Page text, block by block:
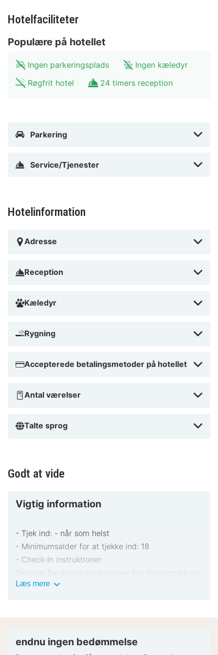
I Bonn (Zentrum)
Hotelfaciliteter
Populære på hotellet
Ingen parkeringsplads
Ingen kæledyr
Røgfrit hotel
24 timers reception
Parkering
Service/Tjenester
Hotelinformation
Adresse
Reception
Kæledyr
Rygning
Accepterede betalingsmetoder på hotellet
Antal værelser
Talte sprog
Godt at vide
Vigtig information
- Tjek ind: - når som helst
- Minimumsalder for at tjekke ind: 18
- Check-In instruktioner:
Gebyrer for ekstra opredninger kan forekomme og
varierer afhængigt af overnatningsstedets politik
Særlige ønsker afhænger af tilgængelighed ved
indtjekning og kan medføre ekstra gebyrer.
Læs mereVigtig
endnu ingen bedømmelse